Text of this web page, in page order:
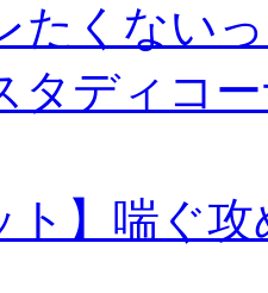
たくない
タディコ
ト】喘ぐ